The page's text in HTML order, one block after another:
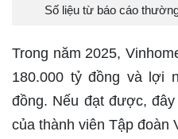
Số liệu từ báo cáo
Trong năm 2025,
180.000 tỷ đồng và lợi
đồng. Nếu đạt được,
của thành viên Tập đoàn